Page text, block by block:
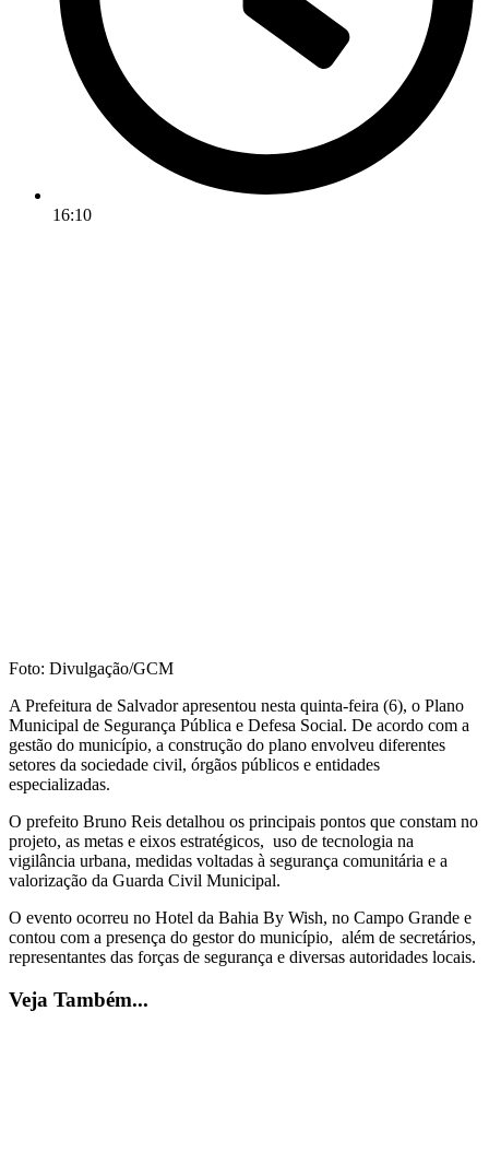
16:10
Foto: Divulgação/GCM
A Prefeitura de Salvador apresentou nesta quinta-feira (6), o Plano
Municipal de Segurança Pública e Defesa Social. De acordo com a
gestão do município, a construção do plano envolveu diferentes
setores da sociedade civil, órgãos públicos e entidades
especializadas.
O prefeito Bruno Reis detalhou os principais pontos que constam no
projeto, as metas e eixos estratégicos, uso de tecnologia na
vigilância urbana, medidas voltadas à segurança comunitária e a
valorização da Guarda Civil Municipal.
O evento ocorreu no Hotel da Bahia By Wish, no Campo Grande e
contou com a presença do gestor do município, além de secretários,
representantes das forças de segurança e diversas autoridades locais.
Veja Também...